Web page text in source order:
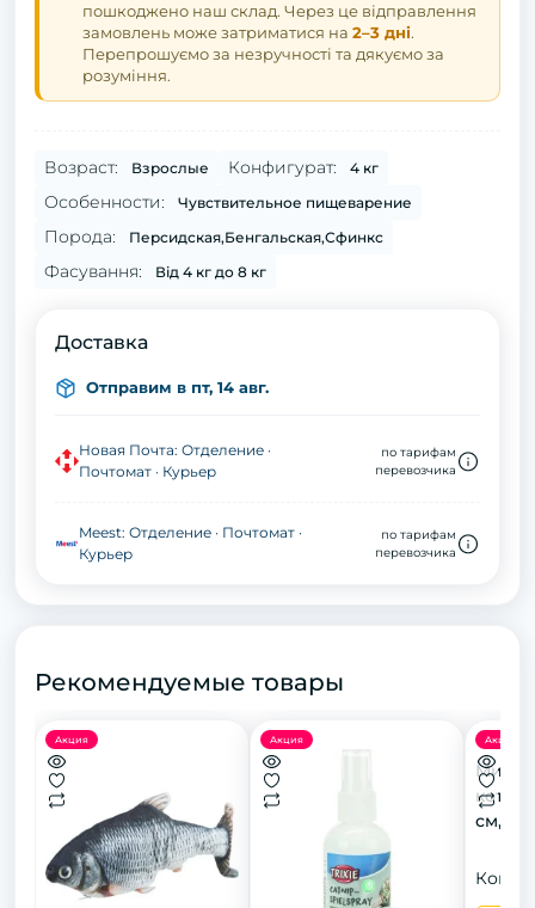
пошкоджено наш склад. Через це відправлення
замовлень може затриматися на 2–3 дні.
Перепрошуємо за незручності та дякуємо за
розуміння.
Возраст: Взрослые Конфигурат: 4 кг
Особенности: Чувствительное пищеварение
Порода: Персидская,Бенгальская,Сфинкс
Фасування: Від 4 кг до 8 кг
Доставка
Отправим в пт, 14 авг.
Новая Почта: Отделение ·
Почтомат · Курьер
по тарифам
перевозчика
Meest: Отделение · Почтомат ·
Курьер
по тарифам
перевозчика
Рекомендуемые товары
Акция Акция Акция
Миска
котів,
см,